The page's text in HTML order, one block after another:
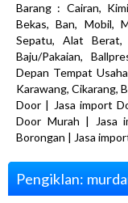
Barang : Cairan,
Bekas, Ban, Mobil,
Sepatu, Alat Berat,
Baju/Pakaian,
Depan Tempat
Karawang, Cikarang,
Door | Jasa import
Door Murah | Jasa
Borongan | Jasa
Pengiklan: